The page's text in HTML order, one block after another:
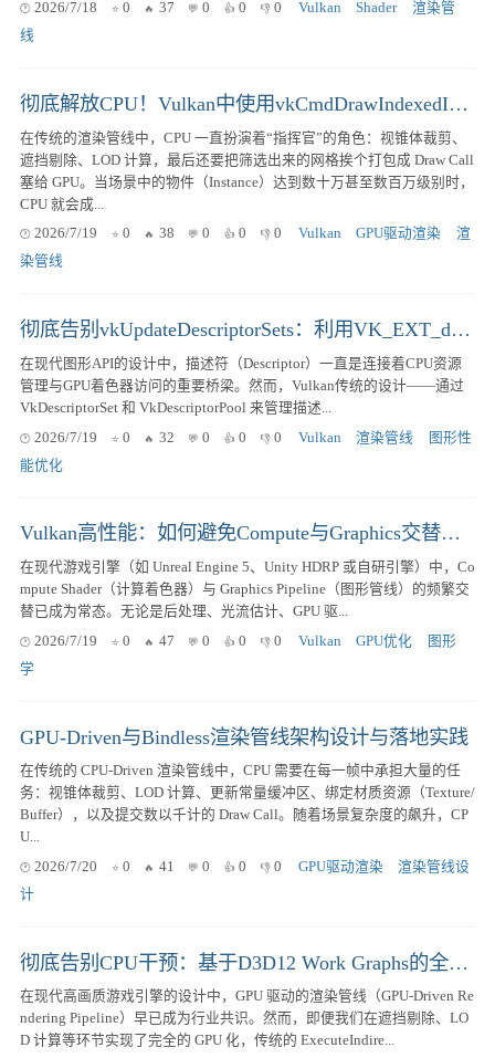
2026/7/18 0 37 0 0 0 Vulkan Shader
渲染管
线
彻底解放CPU！Vulkan中使用vkCmdDrawIndexedIndirectCount实现超大规模GPU驱动渲染
在传统的渲染管线中，CPU 一直扮演着“指挥官”的角色：视锥体裁剪、
遮挡剔除、LOD 计算，最后还要把筛选出来的网格挨个打包成 Draw Call
塞给 GPU。当场景中的物件（Instance）达到数十万甚至数百万级别时，
CPU 就会成...
2026/7/19
0 38 0 0 0 Vulkan GPU驱动渲染
渲
染管线
彻底告别vkUpdateDescriptorSets：利用VK_EXT_descriptor_buffer压榨Vulkan驱动性能
在现代图形API的设计中，描述符（Descriptor）一直是连接着CPU资源
管理与GPU着色器访问的重要桥梁。然而，Vulkan传统的设计——通过
VkDescriptorSet 和 VkDescriptorPool 来管理描述...
2026/7/19
0 32 0 0 0 Vulkan 渲染管线
图形性
能优化
Vulkan高性能：如何避免Compute与Graphics交替时的GPU流水线空泡（Bubble）
在现代游戏引擎（如 Unreal Engine 5、Unity HDRP 或自研引擎）中，Co
mpute Shader（计算着色器）与 Graphics Pipeline（图形管线）的频繁交
替已成为常态。无论是后处理、光流估计、GPU 驱...
2026/7/19
0 47 0 0 0 Vulkan GPU优化
图形
学
GPU-Driven与Bindless渲染管线架构设计与落地实践
在传统的 CPU-Driven 渲染管线中，CPU 需要在每一帧中承担大量的任
务：视锥体裁剪、LOD 计算、更新常量缓冲区、绑定材质资源（Texture/
Buffer），以及提交数以千计的 Draw Call。随着场景复杂度的飙升，CP
U...
2026/7/20
0 41 0 0 0 GPU驱动渲染
渲染管线设
计
彻底告别CPU干预：基于D3D12 Work Graphs的全新渲染流水线设计与实践
在现代高画质游戏引擎的设计中，GPU 驱动的渲染管线（GPU-Driven Re
ndering Pipeline）早已成为行业共识。然而，即便我们在遮挡剔除、LO
D 计算等环节实现了完全的 GPU 化，传统的 ExecuteIndire...